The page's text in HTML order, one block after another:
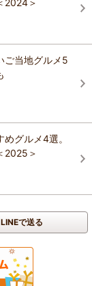
2024＞
ご当地グルメ5
グルメ4選。
2025＞
LINEで送る